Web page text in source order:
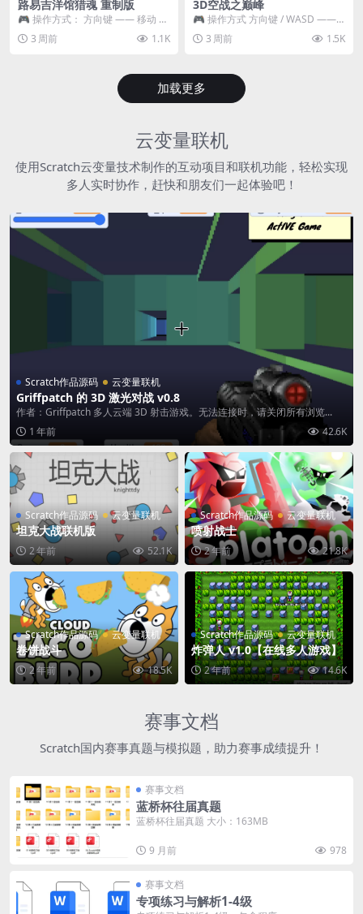
路易吉洋馆猎魂 重制版
🎮 操作方式： 方向键 —— 移动 &
跳跃 空格 —— 打开宝箱 将你...
3 周前 1.1K
3D空战之巅峰
🎮 操作方式 方向键 / WASD ——
移动 Z / K —— 射击 / 攻击...
3 周前 1.5K
加载更多
云变量联机
使用Scratch云变量技术制作的互动项目和联机功能，轻松实现
多人实时协作，赶快和朋友们一起体验吧！
Scratch作品源码 云变量联机
Griffpatch 的 3D 激光对战 v0.8
作者：Griffpatch 多人云端 3D 射击游戏。无法连接时，请关闭所有浏览...
1 年前
42.6K
Scratch作品源码 云变量联机
坦克大战联机版
2 年前 52.1K
Scratch作品源码 云变量联机
喷射战士
2 年前 21.8K
Scratch作品源码 云变量联机
卷饼战斗
2 年前 18.5K
Scratch作品源码 云变量联机
炸弹人 v1.0【在线多人游戏】
2 年前 14.6K
赛事文档
Scratch国内赛事真题与模拟题，助力赛事成绩提升！
赛事文档
蓝桥杯往届真题
蓝桥杯往届真题 大小：163MB
9 月前 978
赛事文档
专项练习与解析1-4级